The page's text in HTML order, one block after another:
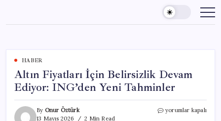
content
HABER
Altın Fiyatları İçin Belirsizlik Devam
Ediyor: ING’den Yeni Tahminler
By Onur Öztürk
13 Mayıs 2026
2 Min Read
Altın
yorumlar kapalı